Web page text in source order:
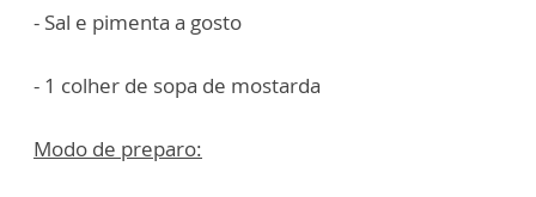
- Sal e pimenta a gosto
- 1 colher de sopa de mostarda
Modo de preparo: